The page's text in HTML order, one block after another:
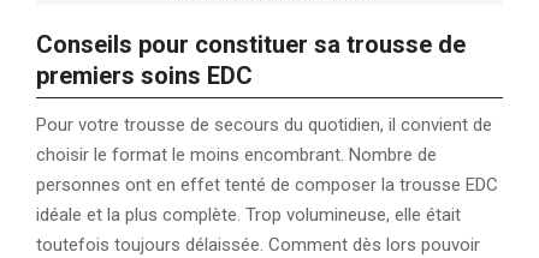
Conseils pour constituer sa trousse de
premiers soins EDC
Pour votre trousse de secours du quotidien, il convient de
choisir le format le moins encombrant. Nombre de
personnes ont en effet tenté de composer la trousse EDC
idéale et la plus complète. Trop volumineuse, elle était
toutefois toujours délaissée. Comment dès lors pouvoir